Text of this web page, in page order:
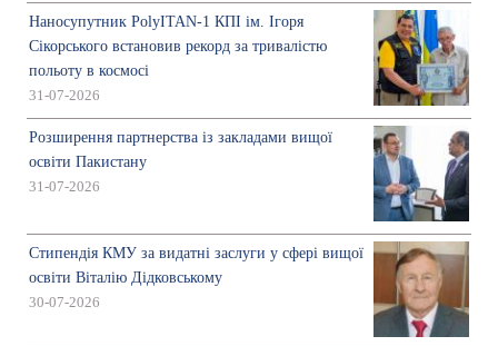
Наносупутник PolyITAN-1 КПІ ім. Ігоря
Сікорського встановив рекорд за тривалістю
польоту в космосі
31-07-2026
Розширення партнерства із закладами вищої
освіти Пакистану
31-07-2026
Стипендія КМУ за видатні заслуги у сфері вищої
освіти Віталію Дідковському
30-07-2026